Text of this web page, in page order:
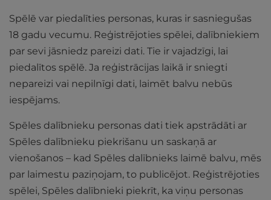
Spēlē var piedalīties personas, kuras ir sasniegušas
18 gadu vecumu. Reģistrējoties spēlei, dalībniekiem
par sevi jāsniedz pareizi dati. Tie ir vajadzīgi, lai
piedalītos spēlē. Ja reģistrācijas laikā ir sniegti
nepareizi vai nepilnīgi dati, laimēt balvu nebūs
iespējams.
Spēles dalībnieku personas dati tiek apstrādāti ar
Spēles dalībnieku piekrišanu un saskaņā ar
vienošanos – kad Spēles dalībnieks laimē balvu, mēs
par laimestu paziņojam, to publicējot. Reģistrējoties
spēlei, Spēles dalībnieki piekrīt, ka viņu personas